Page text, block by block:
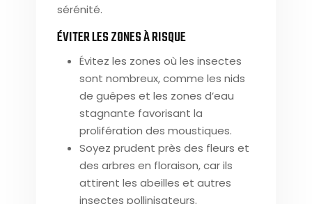
sérénité.
ÉVITER LES ZONES À RISQUE
Évitez les zones où les insectes
sont nombreux, comme les nids
de guêpes et les zones d’eau
stagnante favorisant la
prolifération des moustiques.
Soyez prudent près des fleurs et
des arbres en floraison, car ils
attirent les abeilles et autres
insectes pollinisateurs.